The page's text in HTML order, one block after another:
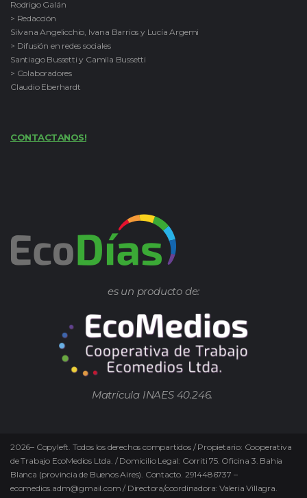
Rodrigo Galán
> Redacción
Silvana Angelicchio, Ivana Barrios y Lucía Argemi
> Difusión en redes sociales
Santiago Bussetti y Camila Bussetti
> Colaboradores
Claudio Eberhardt
CONTACTANOS!
es un producto de:
Matrícula INAES 40.246.
2026– Copyleft. Todos los derechos compartidos / Propietario: Cooperativa
de Trabajo EcoMedios Ltda. / Domicilio Legal: Gorriti 75. Oficina 3. Bahía
Blanca (provincia de Buenos Aires). Contacto. 2914486737 –
ecomedios.adm@gmail.com / Directora/coordinadora: Valeria Villagra.